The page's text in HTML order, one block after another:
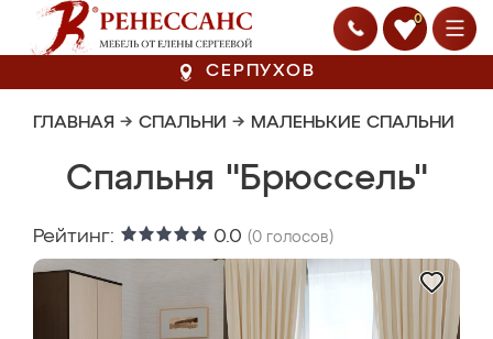
0
СЕРПУХОВ
ГЛАВНАЯ → СПАЛЬНИ → МАЛЕНЬКИЕ СПАЛЬНИ
Спальня "Брюссель"
Рейтинг: 0.0 (0 голосов)